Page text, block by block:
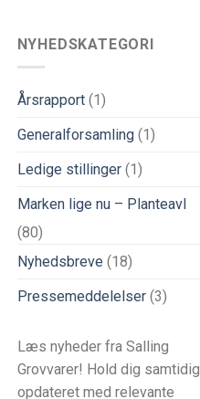
NYHEDSKATEGORI
Årsrapport(1)
Generalforsamling(1)
Ledige stillinger(1)
Marken lige nu – Planteavl
(80)
Nyhedsbreve (18)
Pressemeddelelser(3)
Læs nyheder fra Salling
Grovvarer! Hold dig samtidig
opdateret med relevante